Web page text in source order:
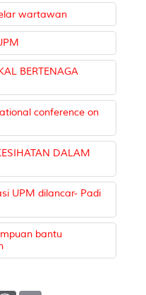
wartawan
BERTENAGA
conference on
DALAM
UPM dilancar- Padi
bantu